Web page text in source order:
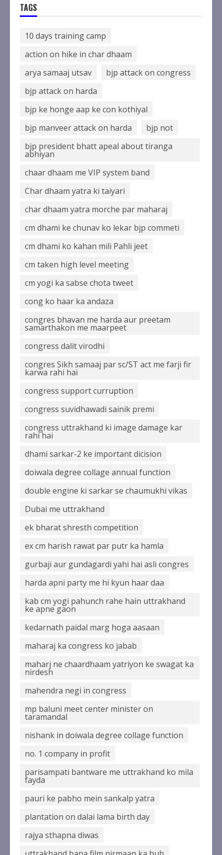
होगा
August
5,
2026
सरकार
TAGS
10 days training camp
action on hike in char dhaam
arya samaaj utsav
bjp attack on congress
bjp attack on harda
bjp ke honge aap ke con kothiyal
bjp manveer attack on harda
bjp not
bjp president bhatt apeal about tiranga
abhiyan
chaar dhaam me VIP system band
Char dhaam yatra ki taiyari
char dhaam yatra morche par maharaj
cm dhami ke chunav ko lekar bjp commeti
cm dhami ko kahan mili Pahli jeet
cm taken high level meeting
cm yogi ka sabse chota tweet
cong ko haar ka andaza
congres bhavan me harda aur preetam
samarthakon me maarpeet
congress dalit virodhi
congres Sikh samaaj par sc/ST act me farji fir
karwa rahi hai
congress support curruption
congress suvidhawadi sainik premi
congress uttrakhand ki image damage kar
rahi hai
dhami sarkar-2 ke important dicision
doiwala degree collage annual function
double engine ki sarkar se chaumukhi vikas
Dubai me uttrakhand
ek bharat shresth competition
ex cm harish rawat par putr ka hamla
gurbaji aur gundagardi yahi hai asli congres
harda apni party me hi kyun haar daa
kab cm yogi pahunch rahe hain uttrakhand
ke apne gaon
kedarnath paidal marg hoga aasaan
maharaj ka congress ko jabab
maharj ne chaardhaam yatriyon ke swagat ka
nirdesh
mahendra negi in congress
mp baluni meet center minister on
taramandal
nishank in doiwala degree collage function
no. 1 company in profit
parisampati bantware me uttrakhand ko mila
fayda
pauri ke pabho mein sankalp yatra
plantation on dalai lama birth day
rajya sthapna diwas